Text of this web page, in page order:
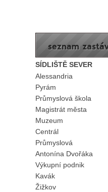
SÍDLIŠTĚ SEVER
Alessandria
Pyrám
Průmyslová škola
Magistrát města
Muzeum
Centrál
Průmyslová
Antonína Dvořáka
Výkupní podnik
Kavák
Žižkov